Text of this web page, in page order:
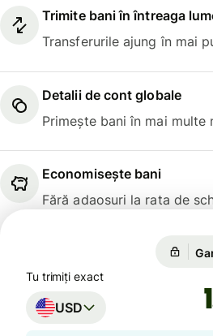
Trimite bani în întreaga
Transferurile ajung în mai
Detalii de cont globale
Primește bani în mai multe
Economisește bani
Fără adaosuri la rata de
Tu trimiți exact
USD